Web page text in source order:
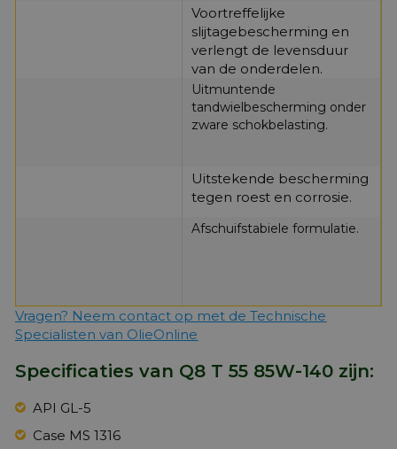
Voortreffelijke
slijtagebescherming en
verlengt de levensduur
van de onderdelen.
Uitmuntende
tandwielbescherming onder
zware schokbelasting.
Uitstekende bescherming
tegen roest en corrosie.
Afschuifstabiele formulatie.
Vragen? Neem contact op met de Technische
Specialisten van OlieOnline
Specificaties van Q8 T 55 85W-140 zijn:
API GL-5
Case MS 1316